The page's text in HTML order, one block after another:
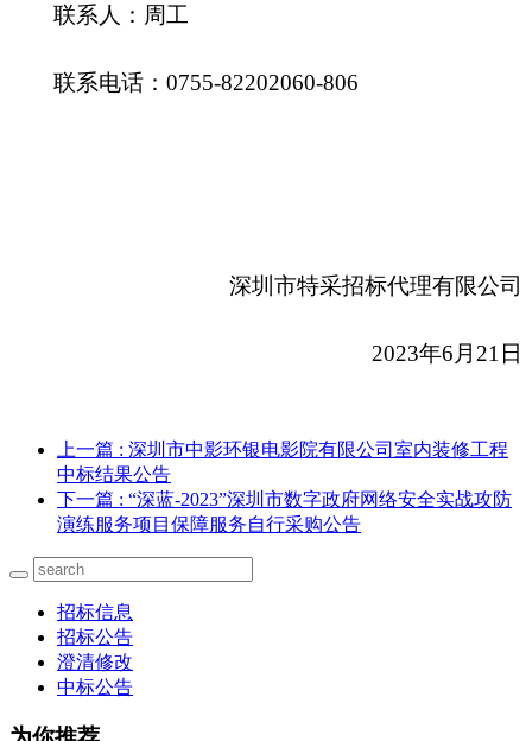
联系人：周工
联系电话：0755-82202060-806
深圳市特采招标代理有限公司
2023年6月21日
上一篇 : 深圳市中影环银电影院有限公司室内装修工程
中标结果公告
下一篇 : “深蓝-2023”深圳市数字政府网络安全实战攻防
演练服务项目保障服务自行采购公告
招标信息
招标公告
澄清修改
中标公告